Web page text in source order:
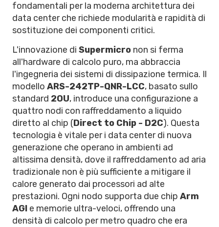
fondamentali per la moderna architettura dei
data center che richiede modularità e rapidità di
sostituzione dei componenti critici.
L'innovazione di Supermicro non si ferma
all'hardware di calcolo puro, ma abbraccia
l'ingegneria dei sistemi di dissipazione termica. Il
modello ARS-242TP-QNR-LCC, basato sullo
standard 2OU, introduce una configurazione a
quattro nodi con raffreddamento a liquido
diretto al chip (Direct to Chip - D2C). Questa
tecnologia è vitale per i data center di nuova
generazione che operano in ambienti ad
altissima densità, dove il raffreddamento ad aria
tradizionale non è più sufficiente a mitigare il
calore generato dai processori ad alte
prestazioni. Ogni nodo supporta due chip Arm
AGI e memorie ultra-veloci, offrendo una
densità di calcolo per metro quadro che era